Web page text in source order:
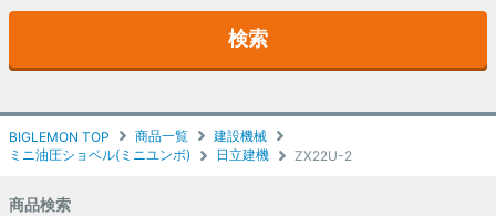
BIGLEMON TOP 商品一覧
建設機械
ミニ油圧ショベル(ミニユンボ)
日立建機 ZX22U-2
検索
商品検索